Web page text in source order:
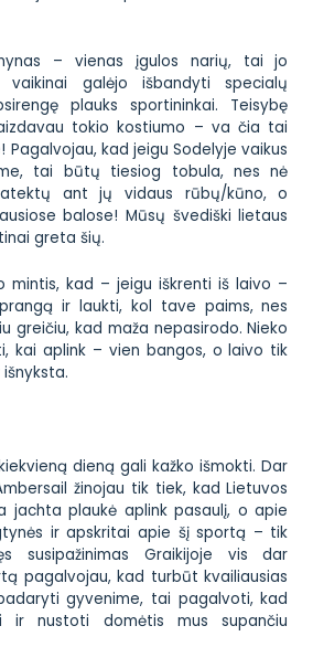
– vienas įgulos narių, tai jo
vaikinai galėjo išbandyti specialų
plauks sportininkai. Teisybę
tokio kostiumo – va čia tai
! Pagalvojau, kad jeigu Sodelyje vaikus
tai būtų tiesiog tobula, nes nė
ant jų vidaus rūbų/kūno, o
balose! Mūsų švediški lietaus
greta šių.
mintis, kad – jeigu iškrenti iš laivo –
ir laukti, kol tave paims, nes
greičiu, kad maža nepasirodo. Nieko
kai aplink – vien bangos, o laivo tik
dieną gali kažko išmokti. Dar
žinojau tik tiek, kad Lietuvos
jachta plaukė aplink pasaulį, o apie
ir apskritai apie šį sportą – tik
susipažinimas Graikijoje vis dar
pagalvojau, kad turbūt kvailiausias
gyvenime, tai pagalvoti, kad
ir nustoti domėtis mus supančiu